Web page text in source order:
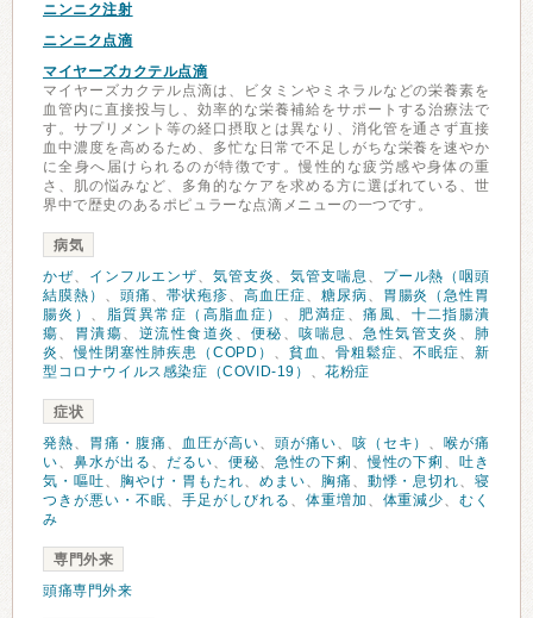
ニンニク注射
ニンニク点滴
マイヤーズカクテル点滴
マイヤーズカクテル点滴は、ビタミンやミネラルなどの栄養素を
血管内に直接投与し、効率的な栄養補給をサポートする治療法で
す。サプリメント等の経口摂取とは異なり、消化管を通さず直接
血中濃度を高めるため、多忙な日常で不足しがちな栄養を速やか
に全身へ届けられるのが特徴です。慢性的な疲労感や身体の重
さ、肌の悩みなど、多角的なケアを求める方に選ばれている、世
界中で歴史のあるポピュラーな点滴メニューの一つです。
病気
かぜ、 インフルエンザ、 気管支炎 、 気管支喘息 、
プール熱（咽頭
結膜熱） 、 頭痛 、 帯状疱疹、 高血圧症、 糖尿病、
胃腸炎（急性胃
腸炎） 、 脂質異常症（高脂血症） 、 肥満症 、痛風、 十二指腸潰
瘍、 胃潰瘍、 逆流性食道炎 、 便秘 、咳喘息 、急性気管支炎 、 肺
炎 、慢性閉塞性肺疾患（COPD） 、貧血 、骨粗鬆症、不眠症、新
型コロナウイルス感染症（COVID-19） 、花粉症
症状
発熱、 胃痛・腹痛 、 血圧が高い、 頭が痛い、 咳（セキ） 、喉が痛
い、 鼻水が出る 、 だるい、 便秘、 急性の下痢 、慢性の下痢 、吐き
気・嘔吐、 胸やけ・胃もたれ、 めまい、 胸痛 、 動悸・息切れ、寝
つきが悪い・不眠、 手足がしびれる 、 体重増加 、 体重減少、むく
み
専門外来
頭痛専門外来